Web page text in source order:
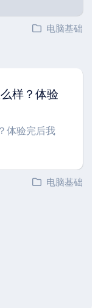
电脑基础
样？体验
体验完后我
电脑基础